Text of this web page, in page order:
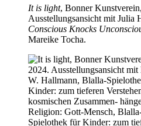
It is light, Bonner
Ausstellungsansicht mit Julia
Conscious Knocks
Mareike Tocha.